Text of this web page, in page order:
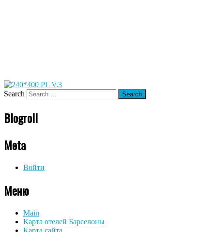
Search
Blogroll
Meta
Войти
Меню
Main
Карта отелей Барселоны
Карта сайта